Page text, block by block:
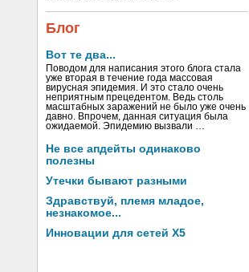
Блог
Вот те два...
Поводом для написания этого блога стала
уже вторая в течение года массовая
вирусная эпидемия. И это стало очень
неприятным прецедентом. Ведь столь
масштабных заражений не было уже очень
давно. Впрочем, данная ситуация была
ожидаемой. Эпидемию вызвали …
Не все апдейты одинаково
полезны
Утечки бывают разными
Здравствуй, племя младое,
незнакомое...
Инновации для сетей X5